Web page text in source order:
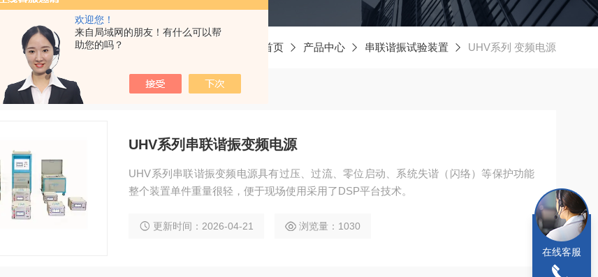
欢迎您！
来自局域网的朋友！有什么可以帮
助您的吗？
首页 产品中心 串联谐振试验装置 UHV系列 变频电源
UHV系列串联谐振变频电源
UHV系列串联谐振变频电源具有过压、过流、零位启动、系统失谐（闪络）等保护功能
整个装置单件重量很轻，便于现场使用采用了DSP平台技术。
更新时间：2026-04-21 浏览量：1030
在线客服